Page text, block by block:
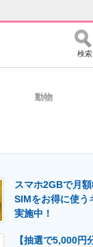
マーケ×ITの今
検索
動物
スマホ2GBで月
SIMをお得に使う
実施中！
【抽選で5,000